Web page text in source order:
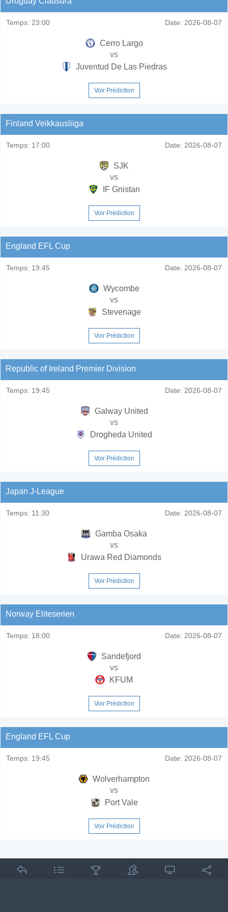
Temps: 23:00 Date: 2026-08-07
Cerro Largo
vs
Juventud De Las Piedras
Voir Prédiction
Finland Veikkausliiga
Temps: 17:00 Date: 2026-08-07
SJK
vs
IF Gnistan
Voir Prédiction
England EFL Cup
Temps: 19:45 Date: 2026-08-07
Wycombe
vs
Stevenage
Voir Prédiction
Republic of Ireland Premier Division
Temps: 19:45 Date: 2026-08-07
Galway United
vs
Drogheda United
Voir Prédiction
Japan J-League
Temps: 11:30 Date: 2026-08-07
Gamba Osaka
vs
Urawa Red Diamonds
Voir Prédiction
Norway Eliteserien
Temps: 18:00 Date: 2026-08-07
Sandefjord
vs
KFUM
Voir Prédiction
England EFL Cup
Temps: 19:45 Date: 2026-08-07
Wolverhampton
vs
Port Vale
Voir Prédiction